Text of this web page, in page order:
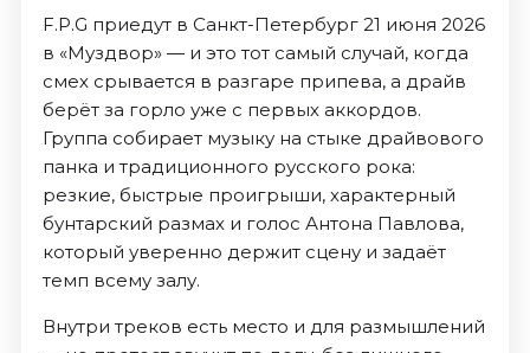
F.P.G приедут в Санкт-Петербург 21 июня 2026
в «Муздвор» — и это тот самый случай, когда
смех срывается в разгаре припева, а драйв
берёт за горло уже с первых аккордов.
Группа собирает музыку на стыке драйвового
панка и традиционного русского рока:
резкие, быстрые проигрыши, характерный
бунтарский размах и голос Антона Павлова,
который уверенно держит сцену и задаёт
темп всему залу.
Внутри треков есть место и для размышлений